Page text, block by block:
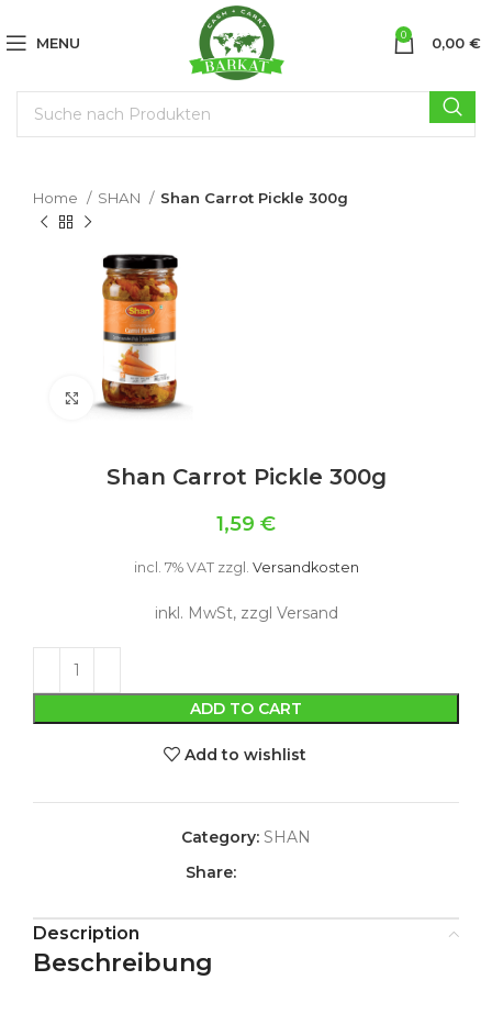
MENU 0 0,00 €
Home SHAN Shan Carrot Pickle 300g
Click to enlarge
Shan Carrot Pickle 300g
1,59 €
incl. 7% VAT zzgl. Versandkosten
inkl. MwSt, zzgl Versand
ADD TO CART
Add to wishlist
Category: SHAN
Share:
Description
Beschreibung